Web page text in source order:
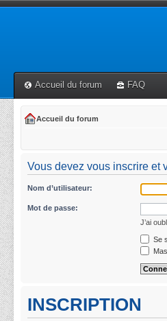
Accueil du forum FAQ
Accueil du forum
Vous devez vous inscrire et
Nom d’utilisateur:
Mot de passe:
J’ai
Se
INSCRIPTION